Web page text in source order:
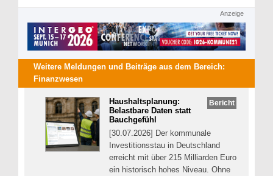
Anzeige
Weitere Meldungen und Beiträge aus dem Bereich:
Finanzwesen
Bericht
Haushaltsplanung:
Belastbare Daten statt
Bauchgefühl
[30.07.2026] Der kommunale
Investitionsstau in Deutschland
erreicht mit über 215 Milliarden Euro
ein historisch hohes Niveau. Ohne